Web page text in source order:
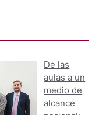
De las
aulas a un
medio de
alcance